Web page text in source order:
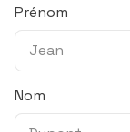
Prénom
Nom